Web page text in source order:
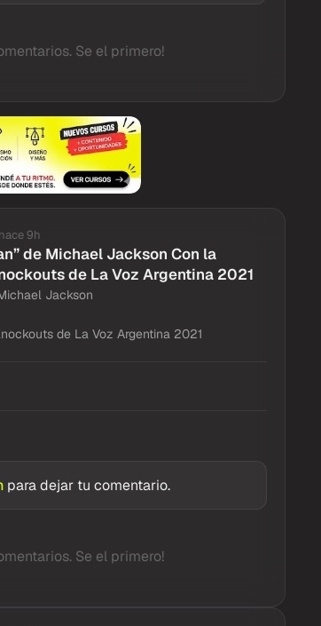
Se el primero!
hace 9h
de Michael Jackson Con la
de La Voz Argentina 2021
Jackson
de La Voz Argentina 2021
para dejar tu comentario.
Se el primero!